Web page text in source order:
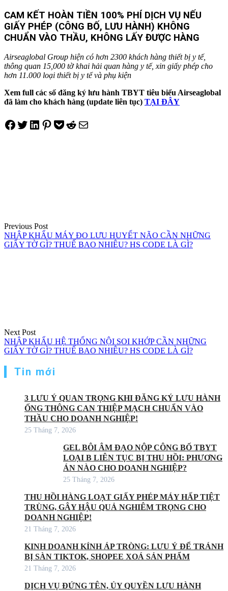
CAM KẾT HOÀN TIỀN 100% PHÍ DỊCH VỤ NẾU
GIẤY PHÉP (CÔNG BỐ, LƯU HÀNH) KHÔNG
CHUẨN VÀO THẦU, KHÔNG LẤY ĐƯỢC HÀNG
Airseaglobal Group hiện có hơn 2300 khách hàng thiết bị y tế,
thông quan 15,000 tờ khai hải quan hàng y tế, xin giấy phép cho
hơn 11.000 loại thiết bị y tế và phụ kiện
Xem full các số đăng ký lưu hành TBYT tiêu biểu Airseaglobal
đã làm cho khách hàng (update liên tục) TẠI ĐÂY
Share on Facebook
Tweet on Twitter
Share on LinkedIn
Pin on Pinterest
Save to pocket
Share on Reddit
Share via Email
Previous Post
NHẬP KHẨU MÁY ĐO LƯU HUYẾT NÃO CẦN NHỮNG
GIẤY TỜ GÌ? THUẾ BAO NHIÊU? HS CODE LÀ GÌ?
Next Post
NHẬP KHẨU HỆ THỐNG NỘI SOI KHỚP CẦN NHỮNG
GIẤY TỜ GÌ? THUẾ BAO NHIÊU? HS CODE LÀ GÌ?
Tin mới
3 LƯU Ý QUAN TRỌNG KHI ĐĂNG KÝ LƯU HÀNH
ỐNG THÔNG CAN THIỆP MẠCH CHUẨN VÀO
THẦU CHO DOANH NGHIỆP!
25 Tháng 7, 2026
GEL BÔI ÂM ĐẠO NỘP CÔNG BỐ TBYT
LOẠI B LIÊN TỤC BỊ THU HỒI: PHƯƠNG
ÁN NÀO CHO DOANH NGHIỆP?
25 Tháng 7, 2026
THU HỒI HÀNG LOẠT GIẤY PHÉP MÁY HẤP TIỆT
TRÙNG, GÂY HẬU QUẢ NGHIÊM TRỌNG CHO
DOANH NGHIỆP!
21 Tháng 7, 2026
KINH DOANH KÍNH ÁP TRÒNG: LƯU Ý ĐỂ TRÁNH
BỊ SÀN TIKTOK, SHOPEE XOÁ SẢN PHẨM
21 Tháng 7, 2026
DỊCH VỤ ĐỨNG TÊN, ỦY QUYỀN LƯU HÀNH